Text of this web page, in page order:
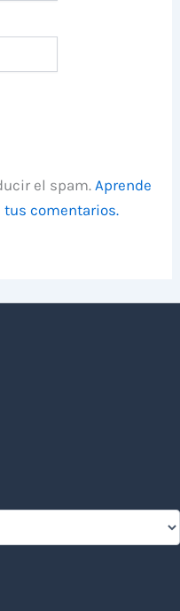
el spam.Aprende
tus comentarios.